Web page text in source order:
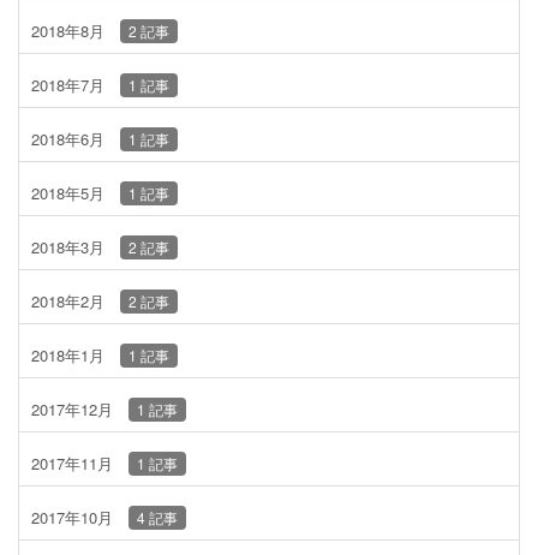
2018年8月 2 記事
2018年7月 1 記事
2018年6月 1 記事
2018年5月 1 記事
2018年3月 2 記事
2018年2月 2 記事
2018年1月 1 記事
2017年12月 1 記事
2017年11月 1 記事
2017年10月 4 記事